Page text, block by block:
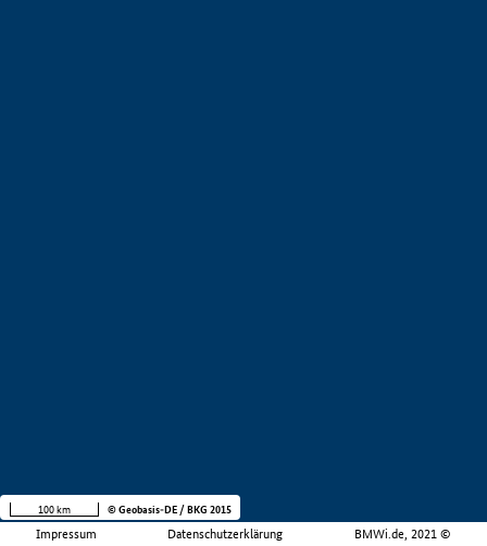
Impressum Datenschutzerklärung BMWi.de, 2021 ©
100 km © Geobasis-DE / BKG 2015